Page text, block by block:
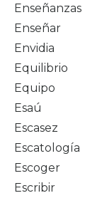
Enseñanzas
Enseñar
Envidia
Equilibrio
Equipo
Esaú
Escasez
Escatología
Escoger
Escribir